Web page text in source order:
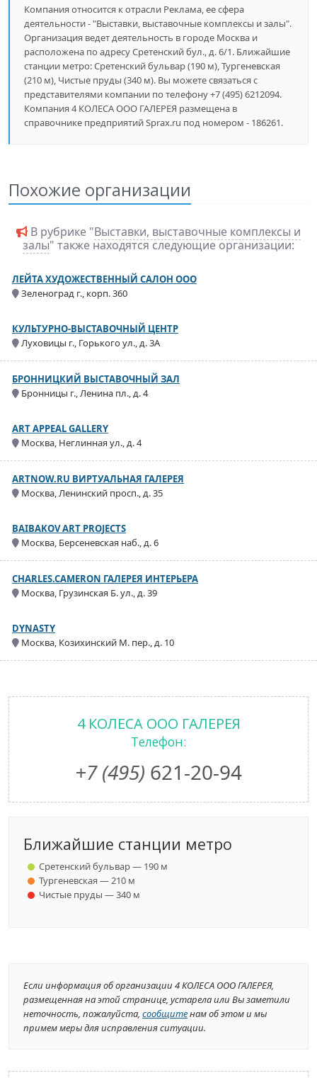
Компания относится к отрасли Реклама, ее сфера
деятельности - "Выставки, выставочные комплексы и залы".
Организация ведет деятельность в городе Москва и
расположена по адресу Сретенский бул., д. 6/1. Ближайшие
станции метро: Сретенский бульвар (190 м), Тургеневская
(210 м), Чистые пруды (340 м). Вы можете связаться с
представителями компании по телефону +7 (495) 6212094.
Компания 4 КОЛЕСА ООО ГАЛЕРЕЯ размещена в
справочнике предприятий Sprax.ru под номером - 186261.
Похожие организации
В рубрике "Выставки, выставочные комплексы и
залы" также находятся следующие организации:
ЛЕЙТА ХУДОЖЕСТВЕННЫЙ САЛОН ООО
Зеленоград г., корп. 360
КУЛЬТУРНО-ВЫСТАВОЧНЫЙ ЦЕНТР
Луховицы г., Горького ул., д. 3А
БРОННИЦКИЙ ВЫСТАВОЧНЫЙ ЗАЛ
Бронницы г., Ленина пл., д. 4
ART APPEAL GALLERY
Москва, Неглинная ул., д. 4
ARTNOW.RU ВИРТУАЛЬНАЯ ГАЛЕРЕЯ
Москва, Ленинский просп., д. 35
BAIBAKOV ART PROJECTS
Москва, Берсеневская наб., д. 6
CHARLES.CAMERON ГАЛЕРЕЯ ИНТЕРЬЕРА
Москва, Грузинская Б. ул., д. 39
DYNASTY
Москва, Козихинский М. пер., д. 10
4 КОЛЕСА ООО ГАЛЕРЕЯ
Телефон:
+7 (495) 621-20-94
Ближайшие станции метро
Сретенский бульвар — 190 м
Тургеневская — 210 м
Чистые пруды — 340 м
Если информация об организации 4 КОЛЕСА ООО ГАЛЕРЕЯ,
размещенная на этой странице, устарела или Вы заметили
неточность, пожалуйста, сообщитенам об этом и мы
примем меры для исправления ситуации.